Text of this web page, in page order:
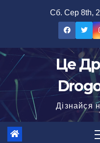
Сб. Сер 8th,
Це
Дізнайся